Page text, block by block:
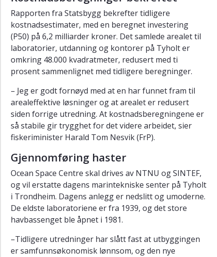
Rapporten fra Statsbygg bekrefter tidligere
kostnadsestimater, med en beregnet investering
(P50) på 6,2 milliarder kroner. Det samlede arealet til
laboratorier, utdanning og kontorer på Tyholt er
omkring 48.000 kvadratmeter, redusert med ti
prosent sammenlignet med tidligere beregninger.
– Jeg er godt fornøyd med at en har funnet fram til
arealeffektive løsninger og at arealet er redusert
siden forrige utredning. At kostnadsberegningene er
så stabile gir trygghet for det videre arbeidet, sier
fiskeriminister Harald Tom Nesvik (FrP).
Gjennomføring haster
Ocean Space Centre skal drives av NTNU og SINTEF,
og vil erstatte dagens marintekniske senter på Tyholt
i Trondheim. Dagens anlegg er nedslitt og umoderne.
De eldste laboratoriene er fra 1939, og det store
havbassenget ble åpnet i 1981.
–Tidligere utredninger har slått fast at utbyggingen
er samfunnsøkonomisk lønnsom, og den nye